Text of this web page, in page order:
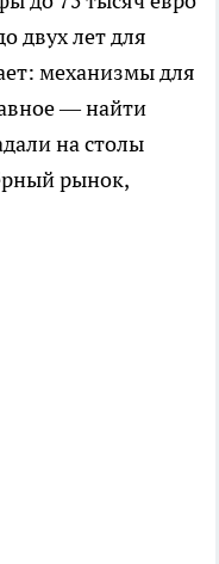
двух лет для
механизмы для
— найти
на столы
рынок,